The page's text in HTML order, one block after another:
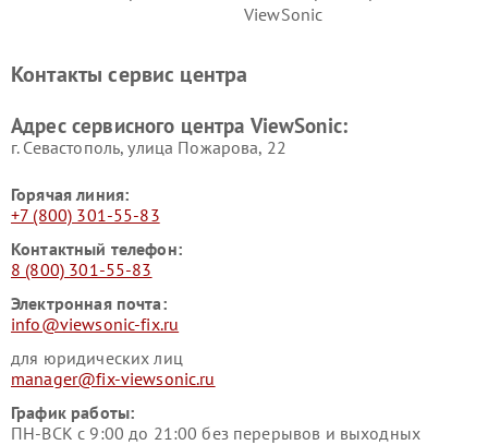
ViewSonic
Контакты сервис центра
Адрес сервисного центра ViewSonic:
г. Севастополь, улица Пожарова, 22
Горячая линия:
+7 (800) 301-55-83
Контактный телефон:
8 (800) 301-55-83
Электронная почта:
info@viewsonic-fix.ru
для юридических лиц
manager@fix-viewsonic.ru
График работы:
ПН-ВСК с 9:00 до 21:00 без перерывов и выходных